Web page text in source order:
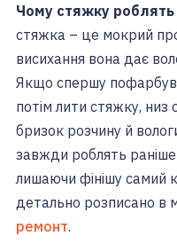
Чому стяжку роблять
стяжка – це мокрий
висихання вона дає
Якщо спершу
потім лити стяжку, низ
бризок розчину й
завжди роблять раніше
лишаючи фінішу самий
детально розписано в
ремонт.